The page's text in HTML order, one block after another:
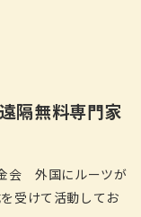
隔無料専門家
会 外国にルーツが
受けて活動してお